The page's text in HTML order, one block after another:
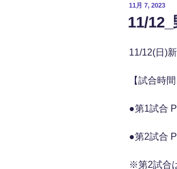
投
11月 7, 2023
11/
11/12(日)
【試合時間
●第1試合
●第2試合
※第2試合